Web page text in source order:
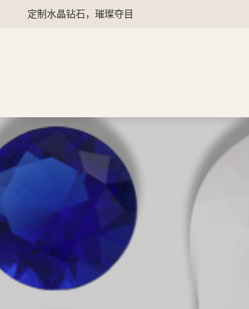
定制水晶钻石，璀璨夺目